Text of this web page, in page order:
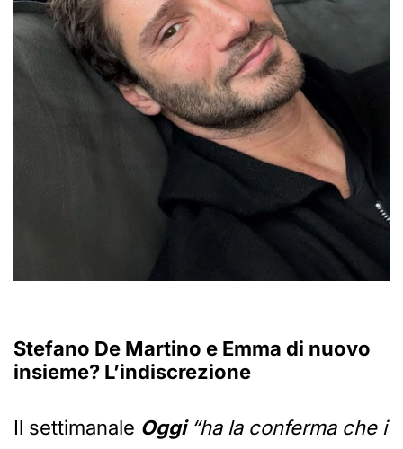
Stefano De Martino e Emma di nuovo
insieme? L’indiscrezione
Il settimanale Oggi “ha la conferma che i